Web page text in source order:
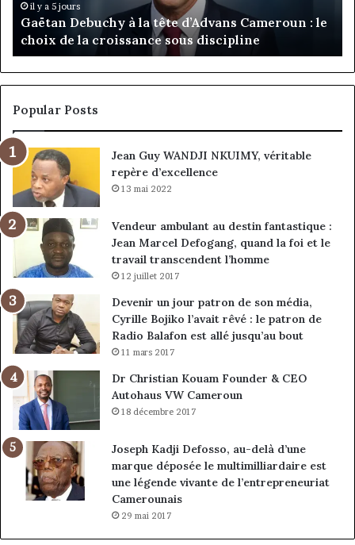
choix
de
la
croissance
sous
il y a 5 jours
Gaëtan Debuchy à la tête d’Advans Cameroun : le
choix de la croissance sous discipline
à
la
Popular Posts
Jean Guy WANDJI NKUIMY, véritable
repère d’excellence
13 mai 2022
Vendeur ambulant au destin fantastique :
Jean Marcel Defogang, quand la foi et le
travail transcendent l’homme
12 juillet 2017
Devenir un jour patron de son média,
Cyrille Bojiko l’avait rêvé : le patron de
Radio Balafon est allé jusqu’au bout
11 mars 2017
Dr Christian Kouam Founder & CEO
Autohaus VW Cameroun
18 décembre 2017
Joseph Kadji Defosso, au-delà d’une
marque déposée le multimilliardaire est
une légende vivante de l’entrepreneuriat
Camerounais
29 mai 2017